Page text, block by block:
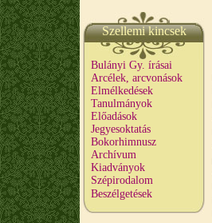
Szellemi kincsek
Bulányi Gy. írásai
Arcélek, arcvonások
Elmélkedések
Tanulmányok
Előadások
Jegyesoktatás
Bokorhimnusz
Archívum
Kiadványok
Szépirodalom
Beszélgetések